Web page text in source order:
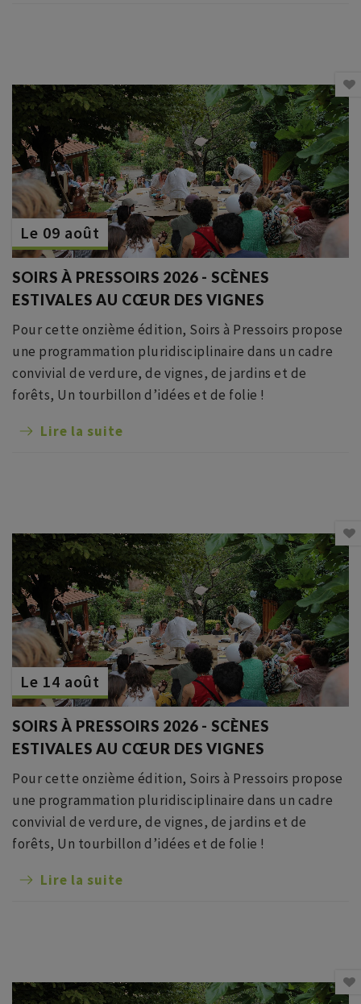
Le 09 août
SOIRS À PRESSOIRS 2026 - SCÈNES
ESTIVALES AU CŒUR DES VIGNES
Pour cette onzième édition, Soirs à Pressoirs propose
une programmation pluridisciplinaire dans un cadre
convivial de verdure, de vignes, de jardins et de
forêts, Un tourbillon d’idées et de folie !
Lire la suite
Le 14 août
SOIRS À PRESSOIRS 2026 - SCÈNES
ESTIVALES AU CŒUR DES VIGNES
Pour cette onzième édition, Soirs à Pressoirs propose
une programmation pluridisciplinaire dans un cadre
convivial de verdure, de vignes, de jardins et de
forêts, Un tourbillon d’idées et de folie !
Lire la suite